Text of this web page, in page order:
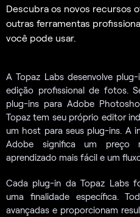
Descubra os novos recursos
outras ferramentas
você pode usar.
A Topaz Labs desenvolve
edição profissional de fotos.
plug-ins para Adobe
Topaz tem seu próprio editor
um host para seus plug-ins. A
Adobe significa um preço
aprendizado mais fácil e um
Cada plug-in da Topaz Labs
uma finalidade específica.
avançadas e proporcionam